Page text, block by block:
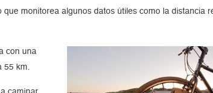
monitorea algunos datos útiles como la distancia
con una
km.